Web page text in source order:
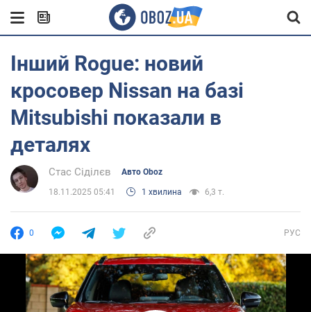
Інший Rogue: новий
кросовер Nissan на базі
Mitsubishi показали в
деталях
Стас Сіділєв Авто Oboz
18.11.2025 05:41 1 хвилина 6,3 т.
0 РУС